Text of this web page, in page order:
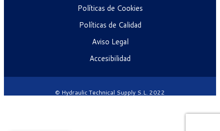
Políticas de Cookies
Políticas de Calidad
Aviso Legal
Accesibilidad
© Hydraulic Technical Supply S.L. 2022